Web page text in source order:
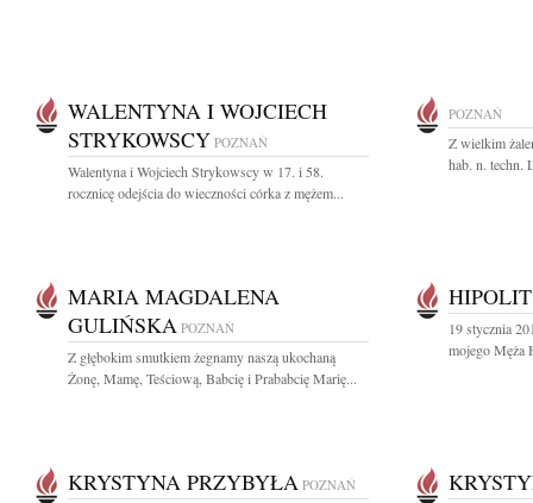
WALENTYNA I WOJCIECH
STRYKOWSCY POZNAŃ
Walentyna i Wojciech Strykowscy w 17. i 58.
rocznicę odejścia do wieczności córka z mężem...
POZNAŃ
Z wielkim
hab. n. techn.
MARIA MAGDALENA
GULIŃSKA POZNAŃ
Z głębokim smutkiem żegnamy naszą ukochaną
Żonę, Mamę, Teściową, Babcię i Prababcię Marię...
19 stycznia
mojego Męża
KRYSTYNA PRZYBYŁA POZNAŃ